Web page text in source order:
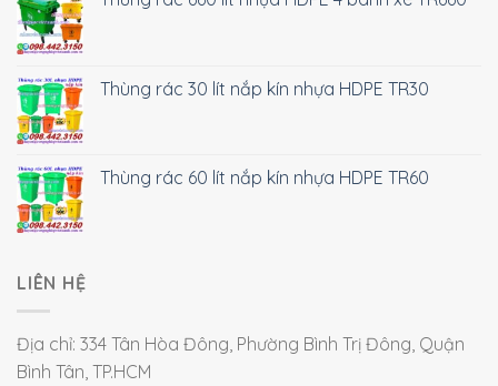
Thùng rác 30 lít nắp kín nhựa HDPE TR30
Thùng rác 60 lít nắp kín nhựa HDPE TR60
LIÊN HỆ
Địa chỉ: 334 Tân Hòa Đông, Phường Bình Trị Đông, Quận
Bình Tân, TP.HCM